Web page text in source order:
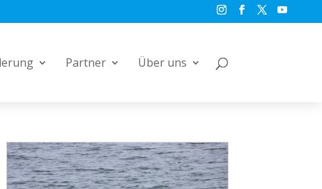
Partner Über uns